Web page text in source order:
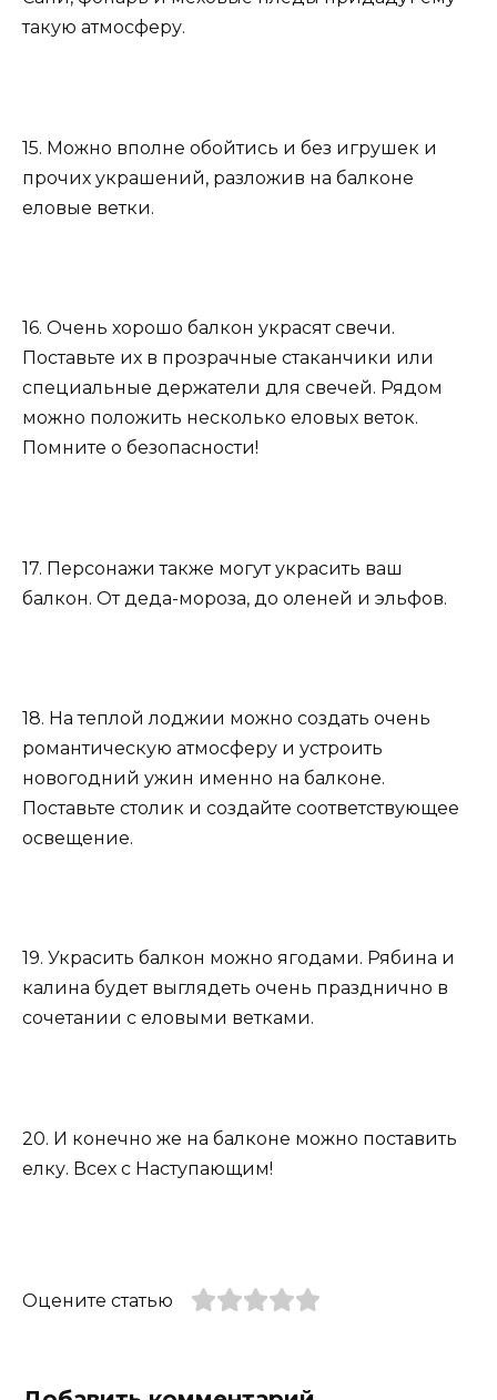
такую атмосферу.
15. Можно вполне обойтись и без игрушек и
прочих украшений, разложив на балконе
еловые ветки.
16. Очень хорошо балкон украсят свечи.
Поставьте их в прозрачные стаканчики или
специальные держатели для свечей. Рядом
можно положить несколько еловых веток.
Помните о безопасности!
17. Персонажи также могут украсить ваш
балкон. От деда-мороза, до оленей и эльфов.
18. На теплой лоджии можно создать очень
романтическую атмосферу и устроить
новогодний ужин именно на балконе.
Поставьте столик и создайте соответствующее
освещение.
19. Украсить балкон можно ягодами. Рябина и
калина будет выглядеть очень празднично в
сочетании с еловыми ветками.
20. И конечно же на балконе можно поставить
елку. Всех с Наступающим!
Оцените статью